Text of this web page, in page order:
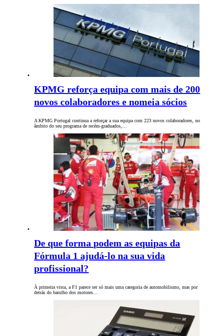
KPMG reforça equipa com mais de 200
novos colaboradores e nomeia sócios
A KPMG Portugal continua a reforçar a sua equipa com 223 novos colaboradores, no
âmbito do seu programa de recém-graduados,…
De que forma podem as equipas da
Fórmula 1 ajudá-lo na sua vida
profissional?
À primeira vista, a F1 parece ser só mais uma categoria de automobilismo, mas por
detrás do barulho dos motores…